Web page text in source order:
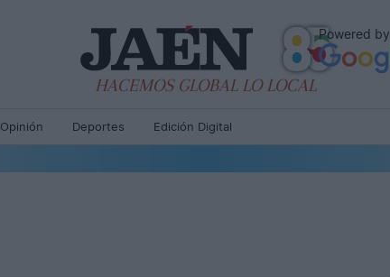
Powered by
HACEMOS GLOBAL LO LOCAL
Opinión Deportes Edición Digital